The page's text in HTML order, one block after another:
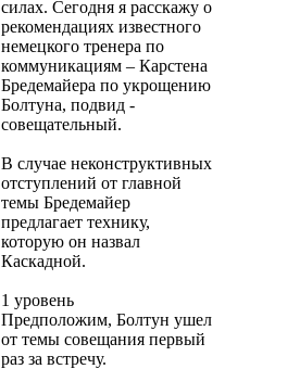
силах. Сегодня я расскажу о
рекомендациях известного
немецкого тренера по
коммуникациям – Карстена
Бредемайера по укрощению
Болтуна, подвид -
совещательный.
В случае неконструктивных
отступлений от главной
темы Бредемайер
предлагает технику,
которую он назвал
Каскадной.
1 уровень
Предположим, Болтун ушел
от темы совещания первый
раз за встречу.